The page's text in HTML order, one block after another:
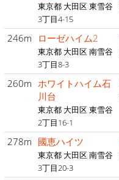
東京都 大田区 東雪谷
3丁目4-15
246m ローゼハイム2
東京都 大田区 南雪谷
3丁目8-3
260m ホワイトハイム石
川台
東京都 大田区 東雪谷
2丁目16-1
278m 國恵ハイツ
東京都 大田区 南雪谷
3丁目20-3